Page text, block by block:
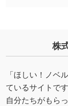
を生成して
URLをご指
いたしま
→詳しく見る
株
「ほしい！ノベ
ているサイトです
自分たちがもら